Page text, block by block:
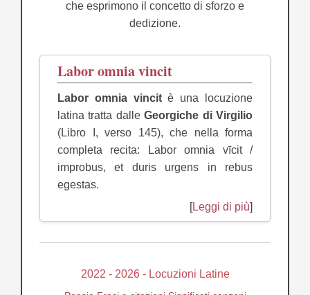
che esprimono il concetto di sforzo e
dedizione.
Labor omnia vincit
Labor omnia vincitè una locuzione
latina tratta dalleGeorgiche di Virgilio
(Libro I, verso 145), che nella forma
completa recita: Labor omnia vīcit /
improbus, et duris urgens in rebus
egestas.
[Leggi di più]
2022 - 2026 - Locuzioni Latine